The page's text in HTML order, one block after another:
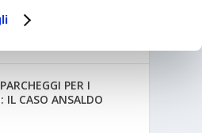
E PARCHEGGI
PER I
IL CASO ANSALDO